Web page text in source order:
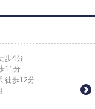
歩4分
11分
徒歩12分